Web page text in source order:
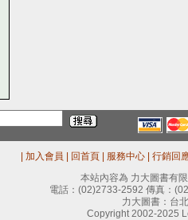
加入會員 回首頁 服務中心
行銷回
本站內容為 力大圖書有
電話： (02)2733-2592 傳真：
力大圖書：台
Copyright 2002-2025